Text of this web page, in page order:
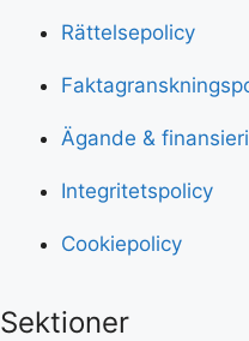
Rättelsepolicy
Ägande &
Integritetspolicy
Cookiepolicy
Sektioner